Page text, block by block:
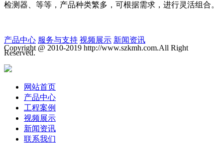
检测器、等等，产品种类繁多，可根据需求，进行灵活组合。
产品中心 服务与支持 视频展示 新闻资讯
Copyright @ 2010-2019 http://www.szkmh.com.All Right
Reserved.
网站首页
产品中心
工程案例
视频展示
新闻资讯
联系我们